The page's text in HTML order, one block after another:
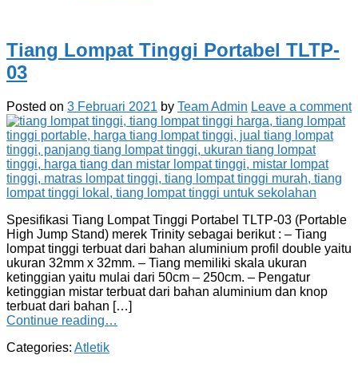
Tiang Lompat Tinggi Portabel TLTP-
03
Posted on 3 Februari 2021 by Team Admin Leave a comment
Spesifikasi Tiang Lompat Tinggi Portabel TLTP-03 (Portable
High Jump Stand) merek Trinity sebagai berikut : – Tiang
lompat tinggi terbuat dari bahan aluminium profil double yaitu
ukuran 32mm x 32mm. – Tiang memiliki skala ukuran
ketinggian yaitu mulai dari 50cm – 250cm. – Pengatur
ketinggian mistar terbuat dari bahan aluminium dan knop
terbuat dari bahan […]
Continue reading…
Categories: Atletik